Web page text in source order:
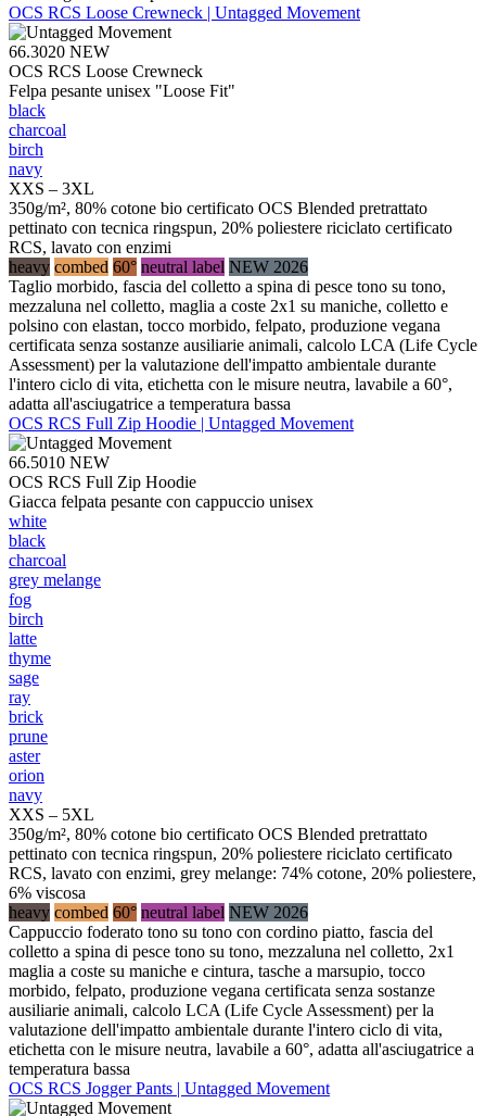
OCS RCS Loose Crewneck | Untagged Movement
66.3020 NEW
OCS RCS Loose Crewneck
Felpa pesante unisex "Loose Fit"
black
charcoal
birch
navy
XXS – 3XL
350g/m², 80% cotone bio certificato OCS Blended pretrattato
pettinato con tecnica ringspun, 20% poliestere riciclato certificato
RCS, lavato con enzimi
heavy combed 60° neutral label NEW 2026
Taglio morbido, fascia del colletto a spina di pesce tono su tono,
mezzaluna nel colletto, maglia a coste 2x1 su maniche, colletto e
polsino con elastan, tocco morbido, felpato, produzione vegana
certificata senza sostanze ausiliarie animali, calcolo LCA (Life Cycle
Assessment) per la valutazione dell'impatto ambientale durante
l'intero ciclo di vita, etichetta con le misure neutra, lavabile a 60°,
adatta all'asciugatrice a temperatura bassa
OCS RCS Full Zip Hoodie | Untagged Movement
66.5010 NEW
OCS RCS Full Zip Hoodie
Giacca felpata pesante con cappuccio unisex
white
black
charcoal
grey melange
fog
birch
latte
thyme
sage
ray
brick
prune
aster
orion
navy
XXS – 5XL
350g/m², 80% cotone bio certificato OCS Blended pretrattato
pettinato con tecnica ringspun, 20% poliestere riciclato certificato
RCS, lavato con enzimi, grey melange: 74% cotone, 20% poliestere,
6% viscosa
heavy combed 60° neutral label NEW 2026
Cappuccio foderato tono su tono con cordino piatto, fascia del
colletto a spina di pesce tono su tono, mezzaluna nel colletto, 2x1
maglia a coste su maniche e cintura, tasche a marsupio, tocco
morbido, felpato, produzione vegana certificata senza sostanze
ausiliarie animali, calcolo LCA (Life Cycle Assessment) per la
valutazione dell'impatto ambientale durante l'intero ciclo di vita,
etichetta con le misure neutra, lavabile a 60°, adatta all'asciugatrice a
temperatura bassa
OCS RCS Jogger Pants | Untagged Movement